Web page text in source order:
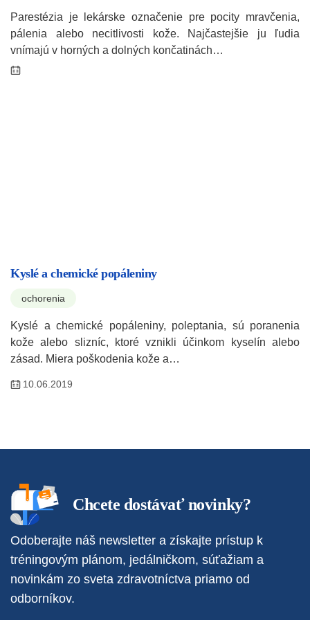
Parestézia je lekárske označenie pre pocity mravčenia,
pálenia alebo necitlivosti kože. Najčastejšie ju ľudia
vnímajú v horných a dolných končatinách…
Kyslé a chemické popáleniny
ochorenia
Kyslé a chemické popáleniny, poleptania, sú poranenia
kože alebo slizníc, ktoré vznikli účinkom kyselín alebo
zásad. Miera poškodenia kože a…
10.06.2019
Chcete dostávať novinky?
Odoberajte náš newsletter a získajte prístup k
tréningovým plánom, jedálničkom, súťažiam a
novinkám zo sveta zdravotníctva priamo od
odborníkov.